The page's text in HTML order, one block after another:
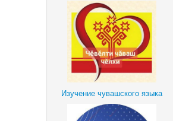
Изучение чувашского языка